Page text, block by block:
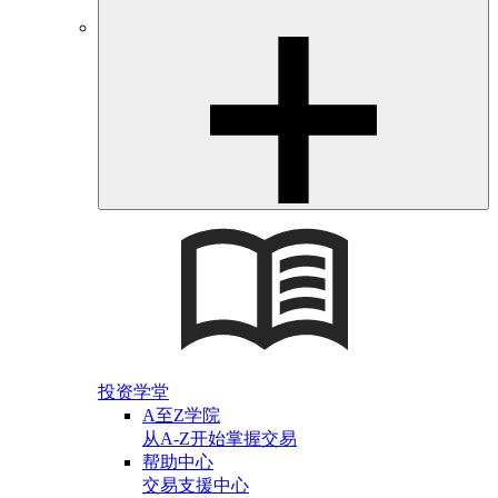
投资学堂
A至Z学院
从A-Z开始掌握交易
帮助中心
交易支援中心